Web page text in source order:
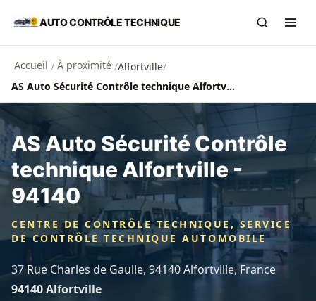
Aller au contenu principal
AUTO CONTRÔLE TECHNIQUE
Accueil / À proximité /Alfortville/
AS Auto Sécurité Contrôle technique Alfortville - 94140
AS Auto Sécurité Contrôle
technique Alfortville -
94140
CENTRE DE CONTRÔLE TECHNIQUE, SERVICE
DE CONTRÔLE TECHNIQUE AUTOMOBILE
37 Rue Charles de Gaulle, 94140 Alfortville, France
94140 Alfortville